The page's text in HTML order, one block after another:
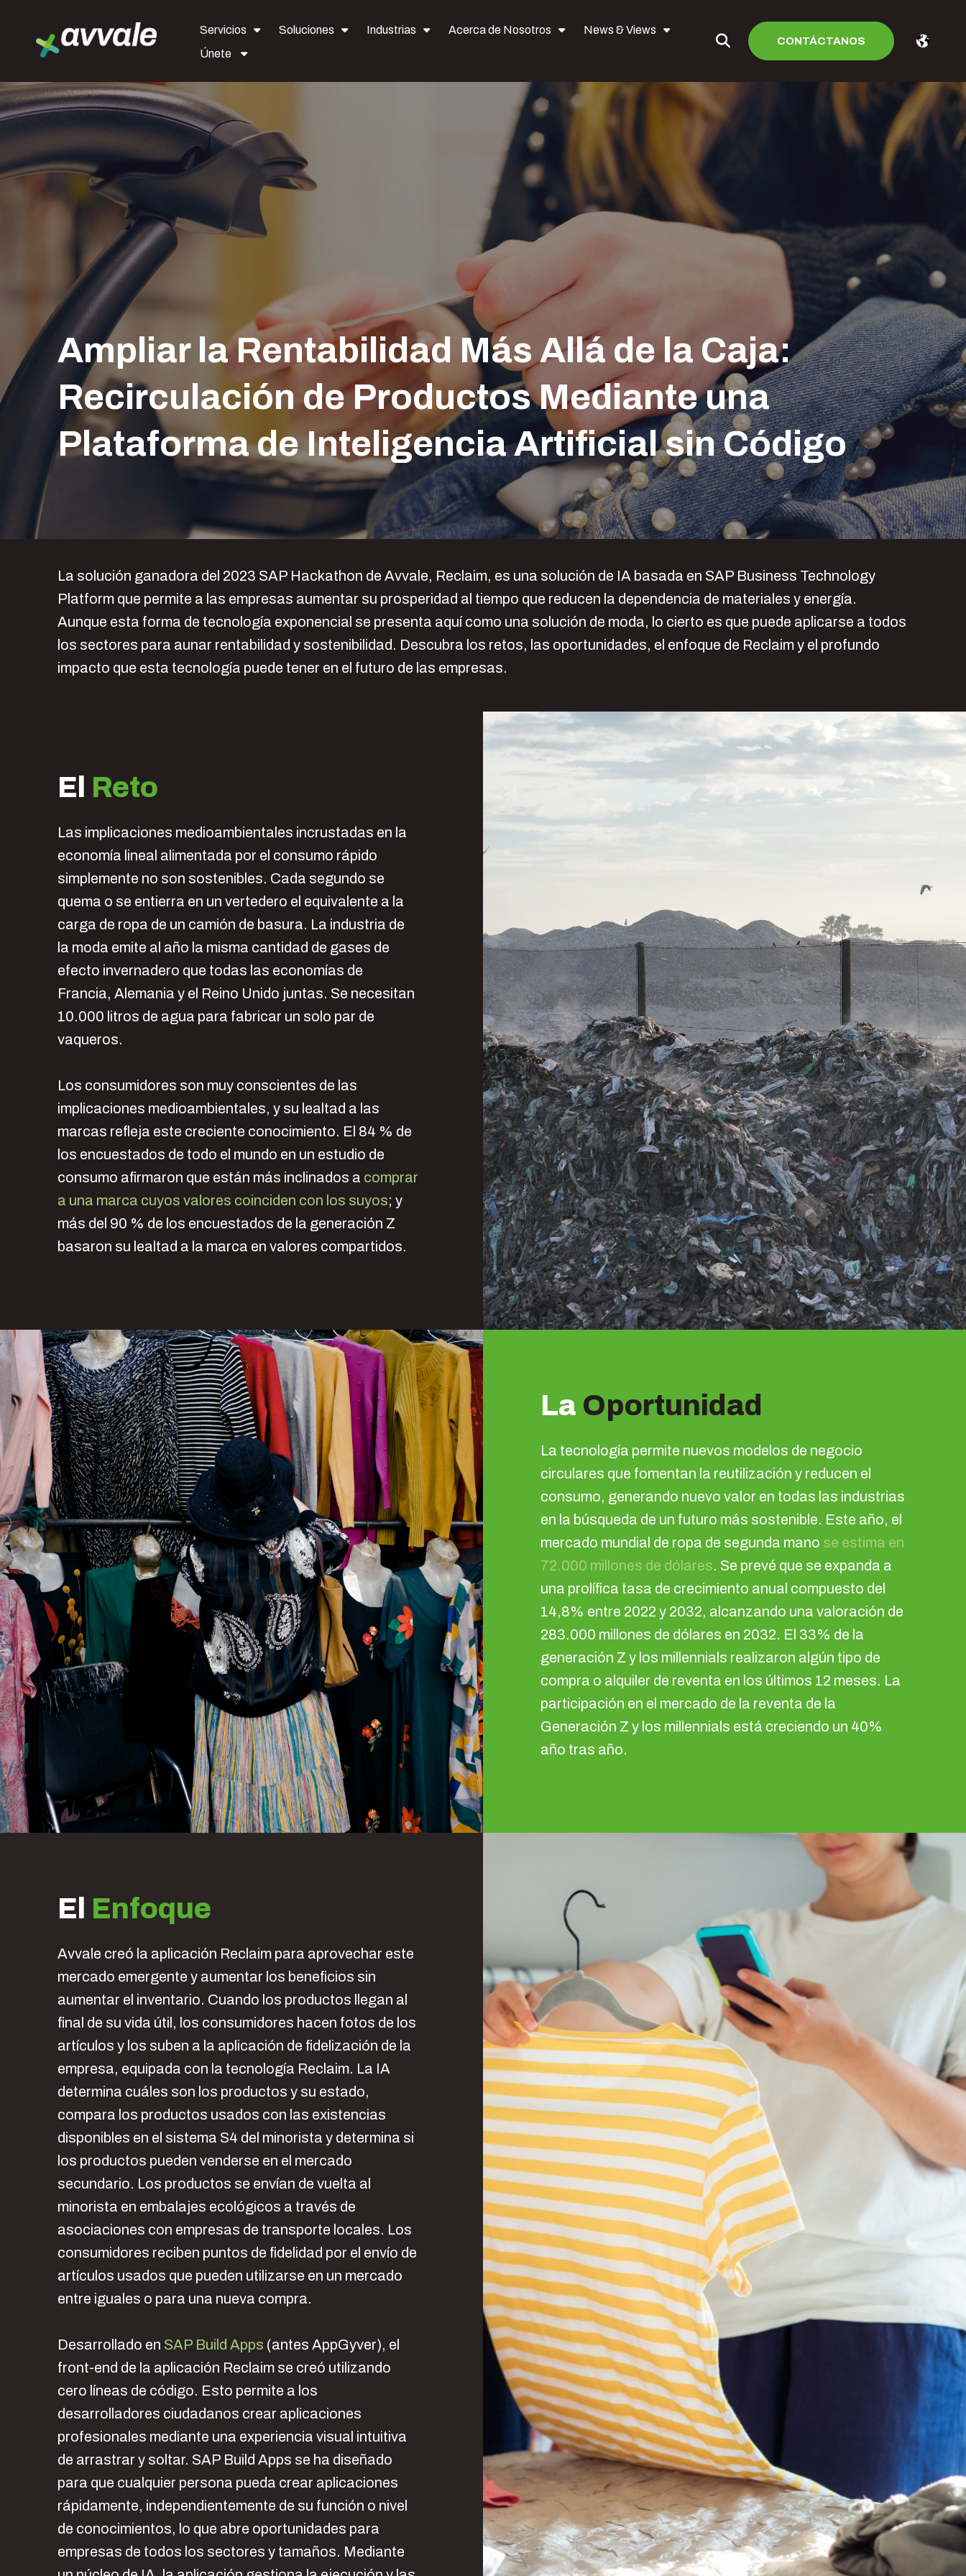
Servicios Soluciones Industrias Acerca de Nosotros
News & Views
Únete
CONTÁCTANOS
Ampliar la Rentabilidad Más Allá de la Caja:
Recirculación de Productos Mediante una
Plataforma de Inteligencia Artificial sin Código
La solución ganadora del 2023 SAP Hackathon de Avvale, Reclaim, es una solución de IA basada en SAP Business Technology
Platform que permite a las empresas aumentar su prosperidad al tiempo que reducen la dependencia de materiales y energía.
Aunque esta forma de tecnología exponencial se presenta aquí como una solución de moda, lo cierto es que puede aplicarse a todos
los sectores para aunar rentabilidad y sostenibilidad. Descubra los retos, las oportunidades, el enfoque de Reclaim y el profundo
impacto que esta tecnología puede tener en el futuro de las empresas.
El Reto
Las implicaciones medioambientales incrustadas en la
economía lineal alimentada por el consumo rápido
simplemente no son sostenibles. Cada segundo se
quema o se entierra en un vertedero el equivalente a la
carga de ropa de un camión de basura. La industria de
la moda emite al año la misma cantidad de gases de
efecto invernadero que todas las economías de
Francia, Alemania y el Reino Unido juntas. Se necesitan
10.000 litros de agua para fabricar un solo par de
vaqueros.
Los consumidores son muy conscientes de las
implicaciones medioambientales, y su lealtad a las
marcas refleja este creciente conocimiento. El 84 % de
los encuestados de todo el mundo en un estudio de
consumo afirmaron que están más inclinados a comprar
a una marca cuyos valores coinciden con los suyos; y
más del 90 % de los encuestados de la generación Z
basaron su lealtad a la marca en valores compartidos.
La Oportunidad
La tecnología permite nuevos modelos de negocio
circulares que fomentan la reutilización y reducen el
consumo, generando nuevo valor en todas las industrias
en la búsqueda de un futuro más sostenible. Este año, el
mercado mundial de ropa de segunda mano se estima en
72.000 millones de dólares. Se prevé que se expanda a
una prolífica tasa de crecimiento anual compuesto del
14,8% entre 2022 y 2032, alcanzando una valoración de
283.000 millones de dólares en 2032. El 33% de la
generación Z y los millennials realizaron algún tipo de
compra o alquiler de reventa en los últimos 12 meses. La
participación en el mercado de la reventa de la
Generación Z y los millennials está creciendo un 40%
año tras año.
El Enfoque
Avvale creó la aplicación Reclaim para aprovechar este
mercado emergente y aumentar los beneficios sin
aumentar el inventario. Cuando los productos llegan al
final de su vida útil, los consumidores hacen fotos de los
artículos y los suben a la aplicación de fidelización de la
empresa, equipada con la tecnología Reclaim. La IA
determina cuáles son los productos y su estado,
compara los productos usados con las existencias
disponibles en el sistema S4 del minorista y determina si
los productos pueden venderse en el mercado
secundario. Los productos se envían de vuelta al
minorista en embalajes ecológicos a través de
asociaciones con empresas de transporte locales. Los
consumidores reciben puntos de fidelidad por el envío de
artículos usados que pueden utilizarse en un mercado
entre iguales o para una nueva compra.
Desarrollado en SAP Build Apps (antes AppGyver), el
front-end de la aplicación Reclaim se creó utilizando
cero líneas de código. Esto permite a los
desarrolladores ciudadanos crear aplicaciones
profesionales mediante una experiencia visual intuitiva
de arrastrar y soltar. SAP Build Apps se ha diseñado
para que cualquier persona pueda crear aplicaciones
rápidamente, independientemente de su función o nivel
de conocimientos, lo que abre oportunidades para
empresas de todos los sectores y tamaños. Mediante